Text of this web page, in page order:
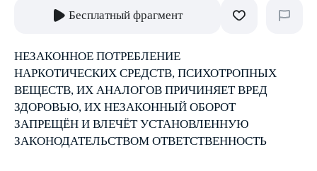
Бесплатный фрагмент
НЕЗАКОННОЕ ПОТРЕБЛЕНИЕ
НАРКОТИЧЕСКИХ СРЕДСТВ, ПСИХОТРОПНЫХ
ВЕЩЕСТВ, ИХ АНАЛОГОВ ПРИЧИНЯЕТ ВРЕД
ЗДОРОВЬЮ, ИХ НЕЗАКОННЫЙ ОБОРОТ
ЗАПРЕЩЁН И ВЛЕЧЁТ УСТАНОВЛЕННУЮ
ЗАКОНОДАТЕЛЬСТВОМ ОТВЕТСТВЕННОСТЬ